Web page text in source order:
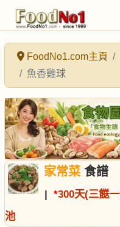
FoodNo1.com主頁
魚香雞球
家常菜食譜
| *300天(三餸
池